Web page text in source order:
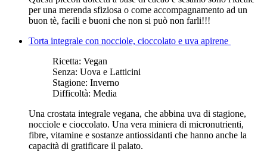
per una merenda sfiziosa o come accompagnamento ad un
buon tè, facili e buoni che non si può non farli!!!
Torta integrale con nocciole, cioccolato e uva apirene
Ricetta: Vegan
Senza: Uova e Latticini
Stagione: Inverno
Difficoltà: Media
Una crostata integrale vegana, che abbina uva di stagione,
nocciole e cioccolato. Una vera miniera di micronutrienti,
fibre, vitamine e sostanze antiossidanti che hanno anche la
capacità di gratificare il palato.